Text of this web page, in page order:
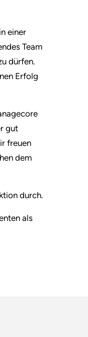
einer
Team
dürfen.
Erfolg
gut
freuen
dem
durch.
als